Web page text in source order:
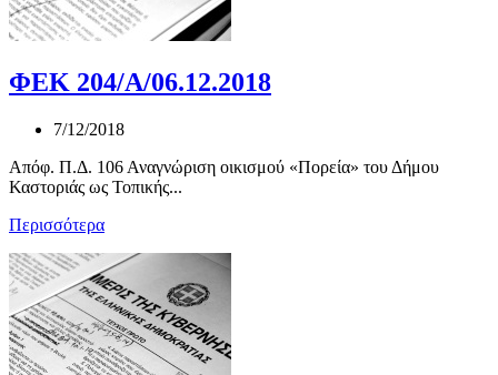
ΦΕΚ 204/Α/06.12.2018
7/12/2018
Απόφ. Π.Δ. 106 Αναγνώριση οικισμού «Πορεία» του Δήμου
Καστοριάς ως Τοπικής...
Περισσότερα